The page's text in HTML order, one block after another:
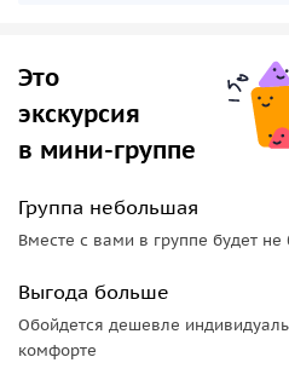
Это
экскурсия
в мини-группе
Группа небольшая
Вместе с вами в группе будет не
Выгода больше
Обойдется дешевле
комфорте